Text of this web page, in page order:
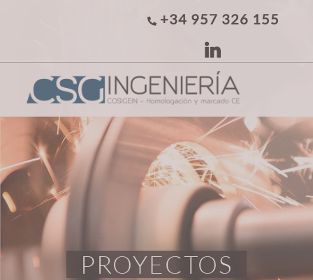
+34 957 326 155
PROYECTOS